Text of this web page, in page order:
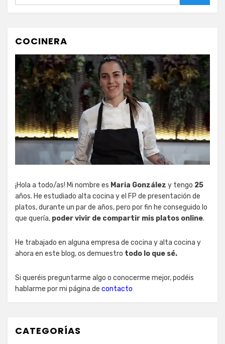
COCINERA
¡Hola a todo/as! Mi nombre es Maria González y tengo 25
años. He estudiado alta cocina y el FP de presentación de
platos, durante un par de años, pero por fin he conseguido lo
que quería, poder vivir de compartir mis platos online.
He trabajado en alguna empresa de cocina y alta cocina y
ahora en este blog, os demuestro todo lo que sé.
Si queréis preguntarme algo o conocerme mejor, podéis
hablarme por mi página de contacto
CATEGORÍAS